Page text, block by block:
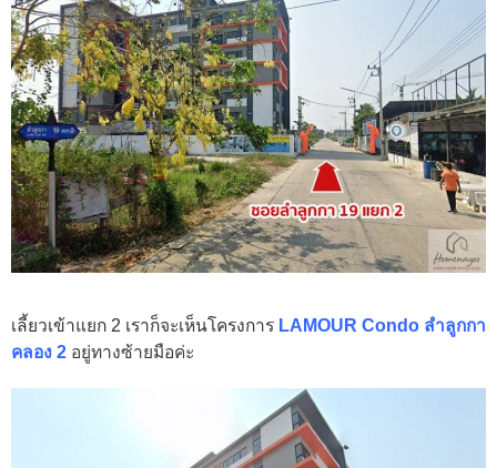
เลี้ยวเข้าแยก 2 เราก็จะเห็นโครงการ LAMOUR Condo ลำลูกกา
คลอง 2 อยู่ทางซ้ายมือค่ะ